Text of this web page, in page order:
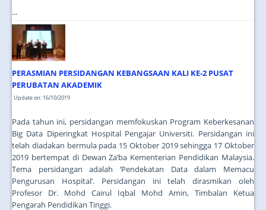
...
PERASMIAN PERSIDANGAN KEBANGSAAN KALI KE-2 PUSAT
PERUBATAN AKADEMIK
Update on: 16/10/2019
Pada tahun ini, persidangan memfokuskan Program Keberkesanan
Big Data Diperingkat Hospital Pengajar Universiti. Persidangan ini
telah diadakan bermula pada 15 Oktober 2019 sehingga 17 Oktober
2019 bertempat di Dewan Za’ba Kementerian Pendidikan Malaysia.
Tema persidangan adalah ‘Pendekatan Data dalam Memacu
Pengurusan Hospital’. Persidangan ini telah dirasmikan oleh
Profesor Dr. Mohd Cairul Iqbal Mohd Amin, Timbalan Ketua
Pengarah Pendidikan Tinggi.